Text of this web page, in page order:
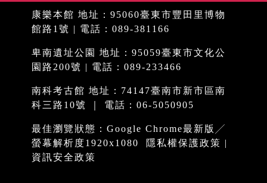
康樂本館 地址：95060臺東市豐田里博物
館路1號 | 電話：089-381166
卑南遺址公園 地址：95059臺東市文化公
園路200號 | 電話：089-233466
南科考古館 地址：74147臺南市新市區南
科三路10號 ｜ 電話：06-5050905
最佳瀏覽狀態：Google Chrome最新版╱
螢幕解析度1920x1080
隱私權保護政策 |
資訊安全政策